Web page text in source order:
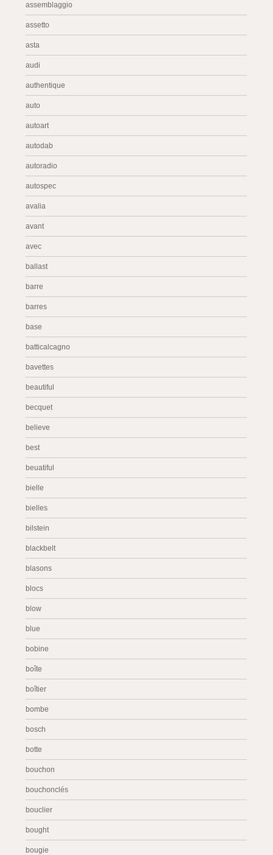
assemblaggio
assetto
asta
audi
authentique
auto
autoart
autodab
autoradio
autospec
avalia
avant
avec
ballast
barre
barres
base
batticalcagno
bavettes
beautiful
becquet
believe
best
beuatiful
bielle
bielles
bilstein
blackbelt
blasons
blocs
blow
blue
bobine
boîte
boîtier
bombe
bosch
botte
bouchon
bouchonclés
bouclier
bought
bougie